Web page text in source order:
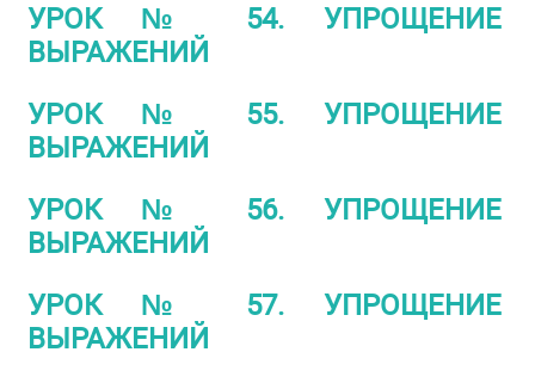
УРОК № 54. УПРОЩЕНИЕ
ВЫРАЖЕНИЙ
УРОК № 55. УПРОЩЕНИЕ
ВЫРАЖЕНИЙ
УРОК № 56. УПРОЩЕНИЕ
ВЫРАЖЕНИЙ
УРОК № 57. УПРОЩЕНИЕ
ВЫРАЖЕНИЙ